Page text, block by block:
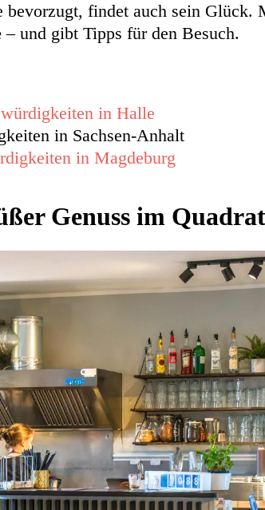
bevorzugt, findet auch sein Glück.
– und gibt Tipps für den Besuch.
in Halle
in Sachsen-Anhalt
in Magdeburg
Genuss im Quadrat